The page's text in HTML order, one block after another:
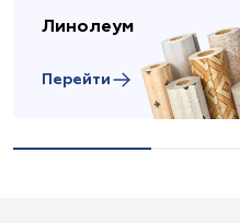
Линолеум
Перейти